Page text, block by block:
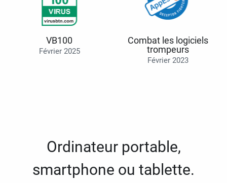
VB100
Février 2025
Combat les logiciels
trompeurs
Février 2023
Ordinateur portable,
smartphone ou tablette.